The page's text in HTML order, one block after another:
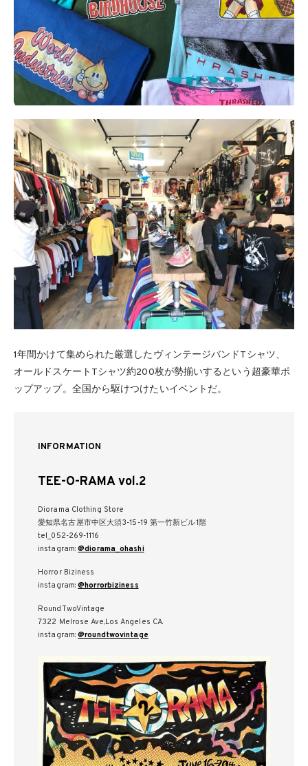
1年間かけて集められた厳選したヴィンテージバンドTシャツ、
オールドスケートTシャツ約200枚が勢揃いするという超豪華ポ
ップアップ。全国から駆けつけたいイベントだ。
INFORMATION
TEE-O-RAMA vol.2
Diorama Clothing Store
愛知県名古屋市中区大須3-15-19 第一竹新ビル1階
tel_052-269-1116
instagram:@diorama_ohashi
Horror Biziness
instagram:@horrorbiziness
RoundTwoVintage
7322 Melrose Ave,Los Angeles CA.
instagram:@roundtwovintage